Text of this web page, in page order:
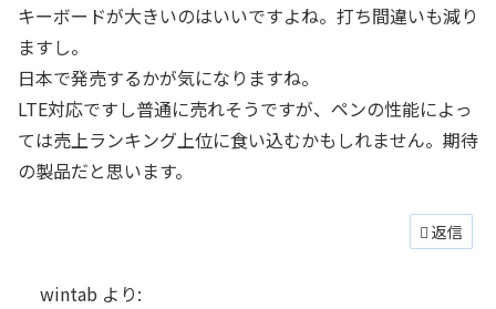
キーボードが大きいのはいいですよね。打ち間違いも減り
ますし。
日本で発売するかが気になりますね。
LTE対応ですし普通に売れそうですが、ペンの性能によっ
ては売上ランキング上位に食い込むかもしれません。期待
の製品だと思います。
返信
wintab より: